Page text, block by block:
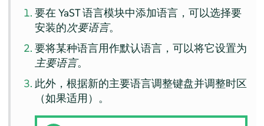
要在 YaST 语言模块中添加语言，可以选择要
安装的次要语言。
要将某种语言用作默认语言，可以将它设置为
主要语言。
此外，根据新的主要语言调整键盘并调整时区
（如果适用）。